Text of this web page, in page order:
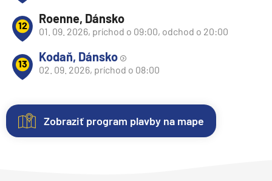
12 Roenne, Dánsko
01. 09. 2026, príchod o 09:00, odchod o 20:00
13 Kodaň, Dánsko
02. 09. 2026, príchod o 08:00
Zobraziť program plavby na mape